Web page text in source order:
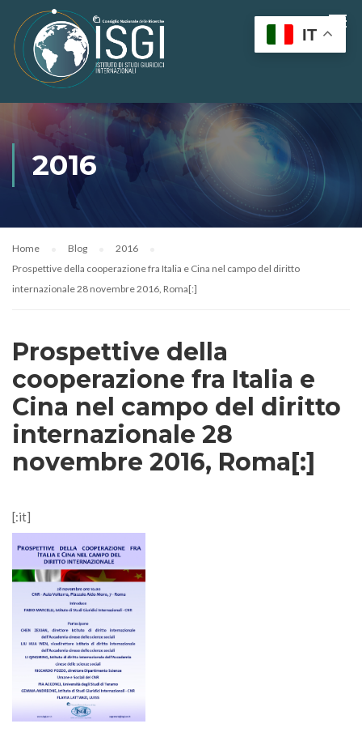
2016
Home Blog
2016
Prospettive della cooperazione fra Italia e Cina nel campo del diritto
internazionale 28 novembre 2016, Roma[:]
Prospettive della
cooperazione fra Italia e
Cina nel campo del diritto
internazionale 28
novembre 2016, Roma[:]
[:it]
IT